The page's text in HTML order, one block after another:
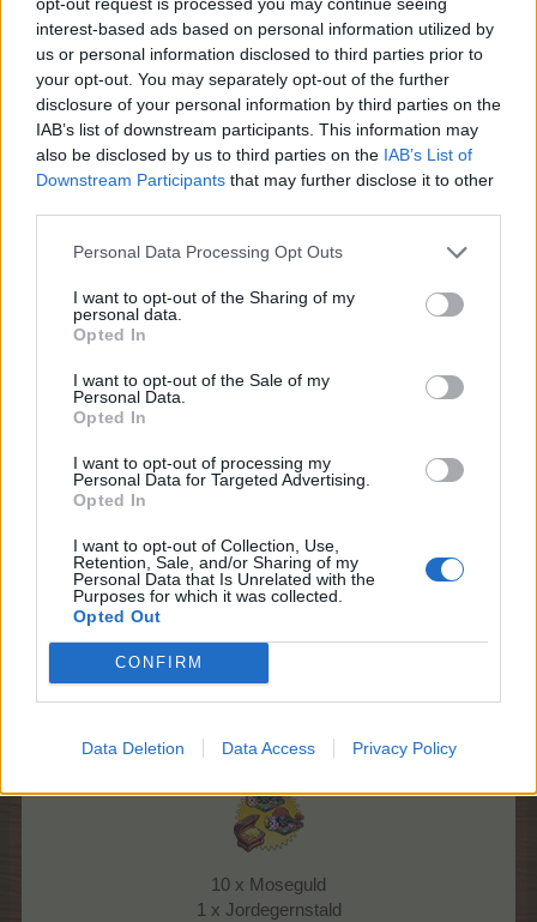
interest-based ads based on personal information utilized by
us or personal information disclosed to third parties prior to
your opt-out. You may separately opt-out of the further
disclosure of your personal information by third parties on the
IAB’s list of downstream participants. This information may
also be disclosed by us to third parties on the IAB’s List of
Downstream Participants that may further disclose it to other
Personal Data Processing Opt Outs
I want to opt-out of the Sharing of my
personal data.
Opted In
I want to opt-out of the Sale of my
Personal Data.
Opted In
I want to opt-out of processing my
Personal Data for Targeted Advertising.
Opted In
I want to opt-out of Collection, Use,
Retention, Sale, and/or Sharing of my
Personal Data that Is Unrelated with the
Purposes for which it was collected.
Opted Out
CONFIRM
Data Deletion Data Access Privacy Policy
1 x Produktionsstald høstbonus
1 x Kabomani-tapir-stald
Bonuspakke 2B
3 x Kasse med bonus
1 x Stald-høstbonus
Stort sommertidstilbud
100 x Powerfoder
5 x Kasse med gårdbonus I
1 x Plænenipper (+)
1 x Sommersjov-ranke
Pris: 14,99 EUR
(kan købes én gang)
Bonuspakke 3A
10 x Moseguld
1 x Jordegernstald